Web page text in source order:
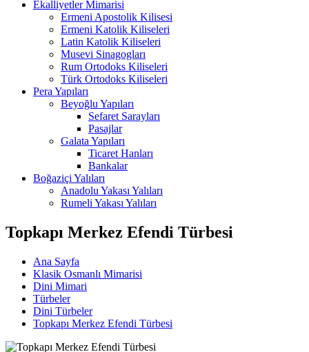
Ekalliyetler Mimarisi
Ermeni Apostolik Kilisesi
Ermeni Katolik Kiliseleri
Latin Katolik Kiliseleri
Musevi Sinagogları
Rum Ortodoks Kiliseleri
Türk Ortodoks Kiliseleri
Pera Yapıları
Beyoğlu Yapıları
Sefaret Sarayları
Pasajlar
Galata Yapıları
Ticaret Hanları
Bankalar
Boğaziçi Yalıları
Anadolu Yakası Yalıları
Rumeli Yakası Yalıları
Topkapı Merkez Efendi Türbesi
Ana Sayfa
Klasik Osmanlı Mimarisi
Dini Mimari
Türbeler
Dini Türbeler
Topkapı Merkez Efendi Türbesi